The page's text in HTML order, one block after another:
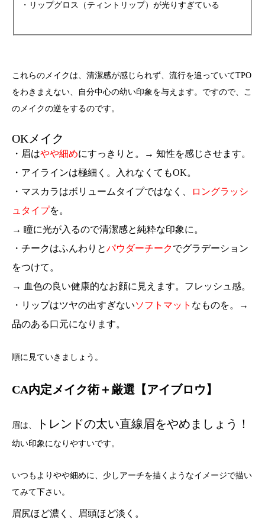
・リップグロス（ティントリップ）が光りすぎている
これらのメイクは、 清潔感が感じられず、流行を追っていてTPO
をわきまえない、自分中心の幼い印象を与えます。 ですので、こ
のメイクの逆をするのです。
OKメイク
・眉はやや細めにすっきりと。→ 知性を感じさせます。
・アイラインは極細く。入れなくてもOK。
・マスカラはボリュームタイプではなく、
ロングラッシ
ュタイプを。
→ 瞳に光が入るので清潔感と純粋な印象に。
・チークはふんわりとパウダーチークでグラデーション
をつけて。
→ 血色の良い健康的なお顔に見えます。フレッシュ感。
・リップはツヤの出すぎないソフトマット なものを。→
品のある口元になります。
順に見ていきましょう。
CA内定メイク術＋厳選【アイブロウ】
眉は、 トレンドの太い直線眉をやめましょう！
幼い印象になりやすいです。
いつもよりやや細めに、少しアーチを描くようなイメージで描い
てみて下さい。
眉尻ほど濃く、眉頭ほど淡く。